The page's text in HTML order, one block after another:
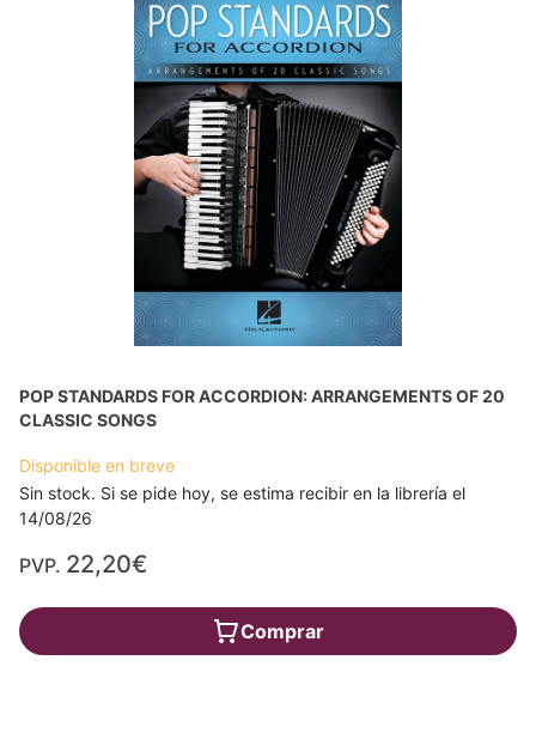
POP STANDARDS FOR ACCORDION: ARRANGEMENTS OF 20
CLASSIC SONGS
Disponible en breve
Sin stock. Si se pide hoy, se estima recibir en la librería el
14/08/26
PVP. 22,20€
Comprar